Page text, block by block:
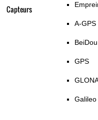
Capteurs
A-GPS
BeiDou
GPS
Galileo